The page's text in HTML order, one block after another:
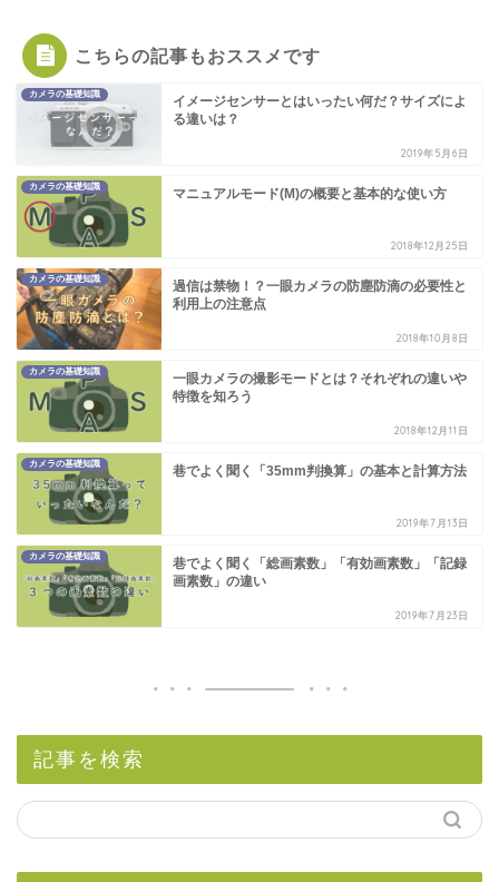
こちらの記事もおススメです
カメラの基礎知識
イメージセンサーとはいったい何だ？サイズによ
る違いは？
2019年5月6日
カメラの基礎知識 マニュアルモード(M)の概要と基本的な使い方
2018年12月25日
カメラの基礎知識
過信は禁物！？一眼カメラの防塵防滴の必要性と
利用上の注意点
2018年10月8日
カメラの基礎知識
一眼カメラの撮影モードとは？それぞれの違いや
特徴を知ろう
2018年12月11日
カメラの基礎知識 巷でよく聞く「35mm判換算」の基本と計算方法
2019年7月13日
カメラの基礎知識
巷でよく聞く「総画素数」「有効画素数」「記録
画素数」の違い
2019年7月23日
記事を検索